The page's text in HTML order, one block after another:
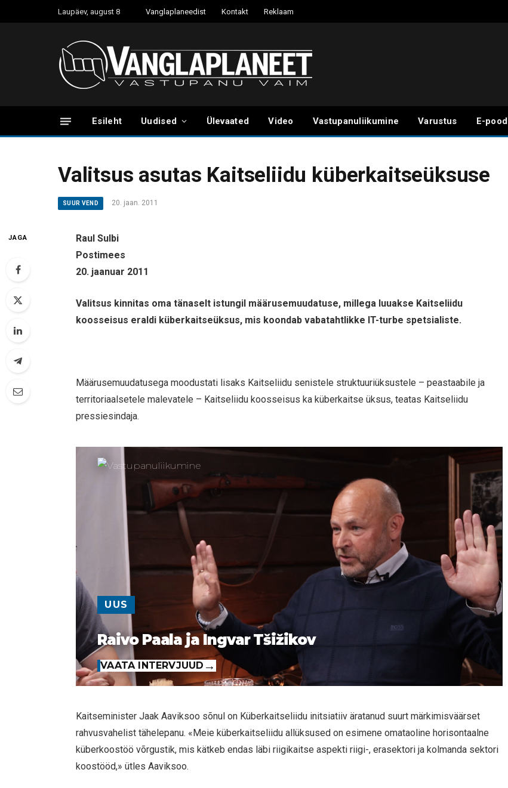
Laupäev, august 8 Vanglaplaneedist Kontakt Reklaam
Esileht Uudised Ülevaated Video Vastupanuliikumine Varustus E-pood
Valitsus asutas Kaitseliidu küberkaitseüksuse
SUUR VEND 20. jaan. 2011
JAGA
Raul Sulbi
Postimees
20. jaanuar 2011
Valitsus kinnitas oma tänaselt istungil määrusemuudatuse, millega luuakse Kaitseliidu
koosseisus eraldi küberkaitseüksus, mis koondab vabatahtlikke IT-turbe spetsialiste.
Määrusemuudatusega moodustati lisaks Kaitseliidu senistele struktuuriüksustele – peastaabile ja
territoriaalsetele malevatele – Kaitseliidu koosseisus ka küberkaitse üksus, teatas Kaitseliidu
pressiesindaja.
UUS
Raivo Paala ja Ingvar Tšižikov
VAATA INTERVJUUD
Kaitseminister Jaak Aaviksoo sõnul on Küberkaitseliidu initsiatiiv äratanud suurt märkimisväärset
rahvusvahelist tähelepanu. «Meie küberkaitseliidu allüksused on esimene omataoline horisontaalne
küberkoostöö võrgustik, mis kätkeb endas läbi riigikaitse aspekti riigi-, erasektori ja kolmanda sektori
koostööd,» ütles Aaviksoo.